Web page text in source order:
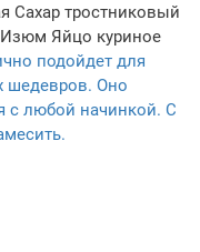
Сахар тростниковый
Изюм Яйцо куриное
подойдет для
шедевров. Оно
с любой начинкой. С